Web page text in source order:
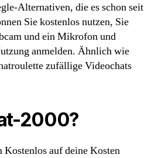
Alternativen, die es schon seit
Sie kostenlos nutzen, Sie
und ein Mikrofon und
anmelden. Ähnlich wie
zufällige Videochats
2000?
auf deine Kosten